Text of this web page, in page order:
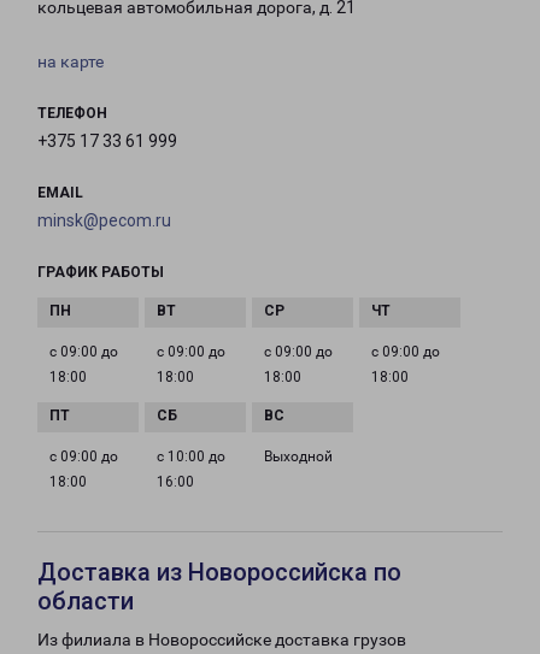
кольцевая автомобильная дорога, д. 21
на карте
ТЕЛЕФОН
+375 17 33 61 999
EMAIL
minsk@pecom.ru
ГРАФИК РАБОТЫ
с 09:00 до
18:00
с 09:00 до
18:00
с 09:00 до
18:00
с 09:00 до
18:00
с 09:00 до
18:00
с 10:00 до
16:00
Выходной
Доставка из Новороссийска по
области
Из филиала в Новороссийске доставка грузов